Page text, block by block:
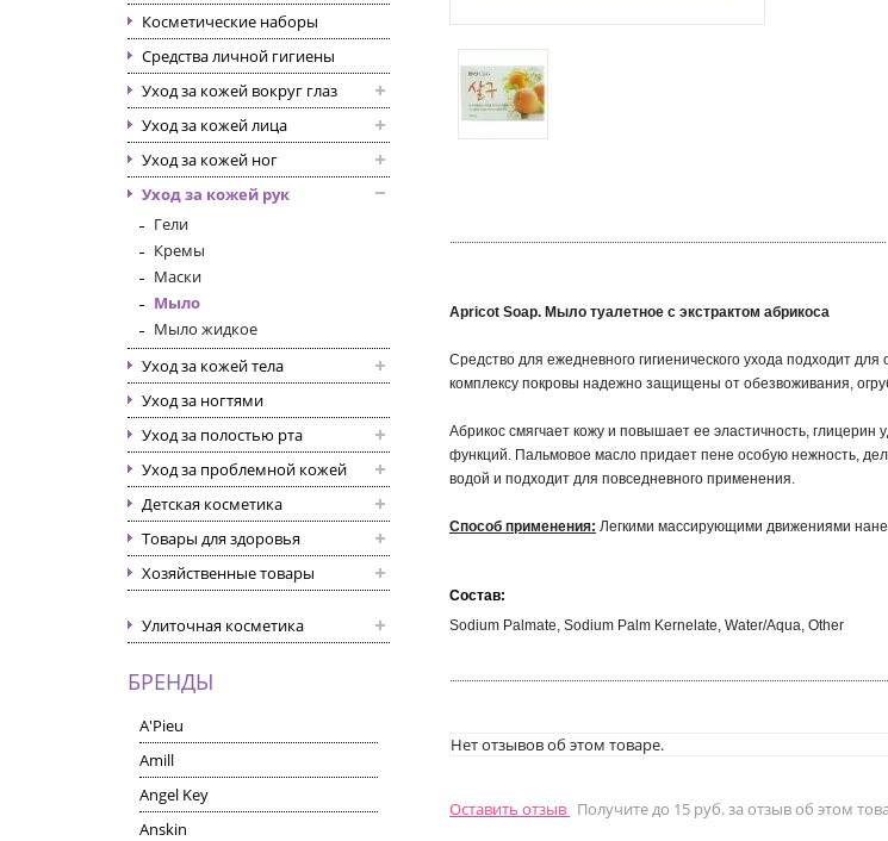
Косметические наборы
Средства личной гигиены
Уход за кожей вокруг глаз
Уход за кожей лица
Уход за кожей ног
Уход за кожей рук
Гели
Кремы
Маски
Мыло
Мыло жидкое
Уход за кожей тела
Уход за ногтями
Уход за полостью рта
Уход за проблемной кожей
Детская косметика
Товары для здоровья
Хозяйственные товары
Улиточная косметика
БРЕНДЫ
A'Pieu
Amill
Angel Key
Anskin
Apricot Soap. Мыло туалетное с экстрактом абрикоса
Средство для ежедневного гигиенического ухода подходит
комплексу покровы надежно защищены от обезвоживания,
Абрикос смягчает кожу и повышает ее эластичность,
функций. Пальмовое масло придает пене особую нежность,
водой и подходит для повседневного применения.
Способ применения: Легкими массирующими движениями
100
г
Состав:
Sodium Palmate, Sodium Palm Kernelate, Water/Aqua, Other
Нет отзывов об этом товаре.
Оставить отзыв Получите до 15 руб. за отзыв об этом